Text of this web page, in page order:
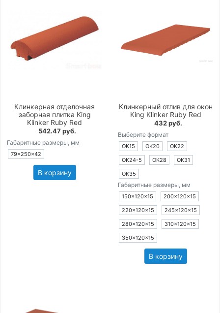
Клинкерная отделочная
заборная плитка King
Klinker Ruby Red
542.47 руб.
Габаритные размеры, мм
79×250×42
В корзину
Клинкерный отлив для окон
King Klinker Ruby Red
432 руб.
Выберите формат
OK15 OK20
OK22
OK24-5
OK28
OK31
OK35
Габаритные размеры, мм
150×120×15
200×120×15
220×120×15
245×120×15
280×120×15
310×120×15
350×120×15
В корзину